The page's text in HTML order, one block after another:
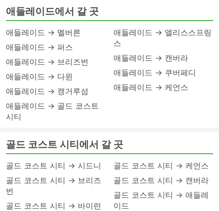
애들레이드에서 갈 곳
애들레이드 → 멜버른
애들레이드 → 퍼스
애들레이드 → 브리즈번
애들레이드 → 다윈
애들레이드 → 캥거루섬
애들레이드 → 골드 코스트
시티
애들레이드 → 앨리스스프링
스
애들레이드 → 캔버라
애들레이드 → 쿠버페디
애들레이드 → 케언스
골드 코스트 시티에서 갈 곳
골드 코스트 시티 → 시드니
골드 코스트 시티 → 브리즈
번
골드 코스트 시티 → 바이런
골드 코스트 시티 → 케언스
골드 코스트 시티 → 캔버라
골드 코스트 시티 → 애들레
이드